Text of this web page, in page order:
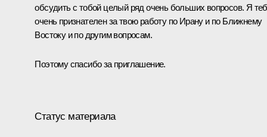
обсудить с тобой целый ряд очень больших вопросов. Я
очень признателен за твою работу по Ирану и по Ближнему
Востоку и по другим вопросам.
Поэтому спасибо за приглашение.
Статус материала